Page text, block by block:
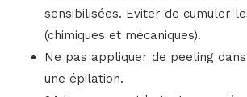
sensibilisées. Eviter de cumuler
(chimiques et mécaniques).
Ne pas appliquer de peeling
une épilation.